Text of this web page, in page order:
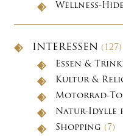
Wellness-
INTERESSEN (127)
Essen &
Kultur &
Motorrad-
Natur-Idylle
Shopping (7)